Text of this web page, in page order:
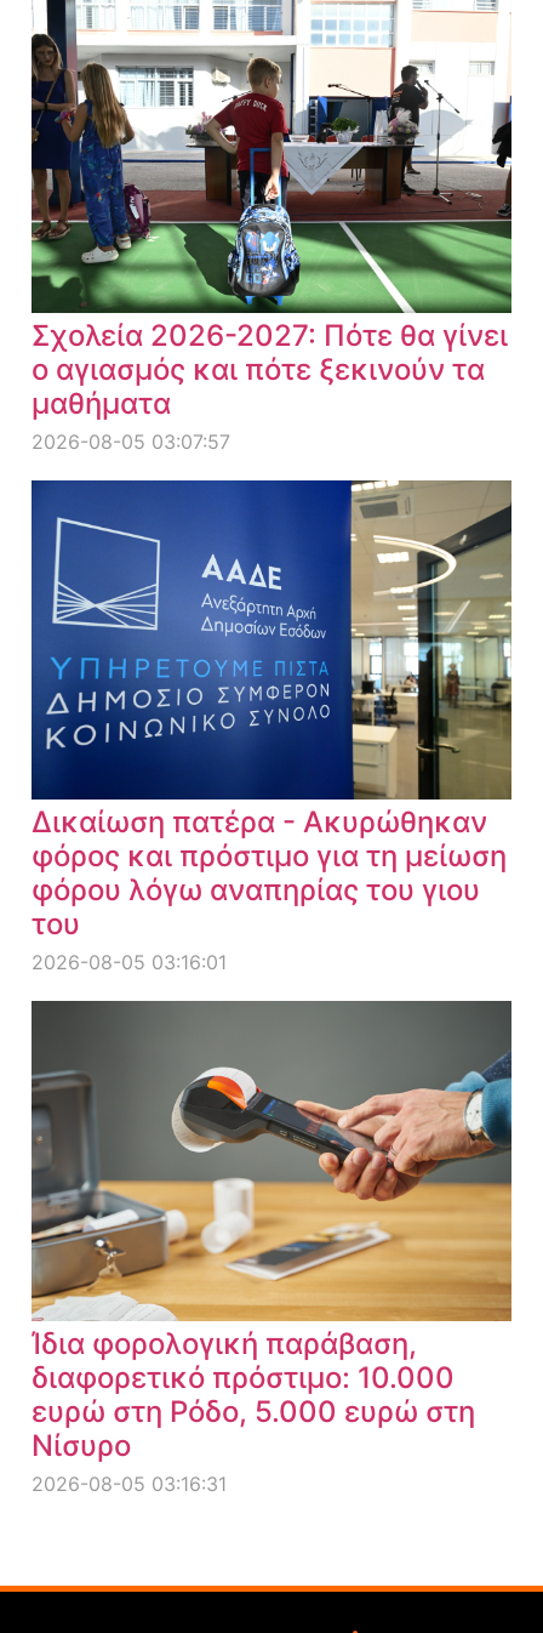
Σχολεία 2026-2027: Πότε θα γίνει
ο αγιασμός και πότε ξεκινούν τα
μαθήματα
2026-08-05 03:07:57
Δικαίωση πατέρα - Ακυρώθηκαν
φόρος και πρόστιμο για τη μείωση
φόρου λόγω αναπηρίας του γιου
του
2026-08-05 03:16:01
Ίδια φορολογική παράβαση,
διαφορετικό πρόστιμο: 10.000
ευρώ στη Ρόδο, 5.000 ευρώ στη
Νίσυρο
2026-08-05 03:16:31